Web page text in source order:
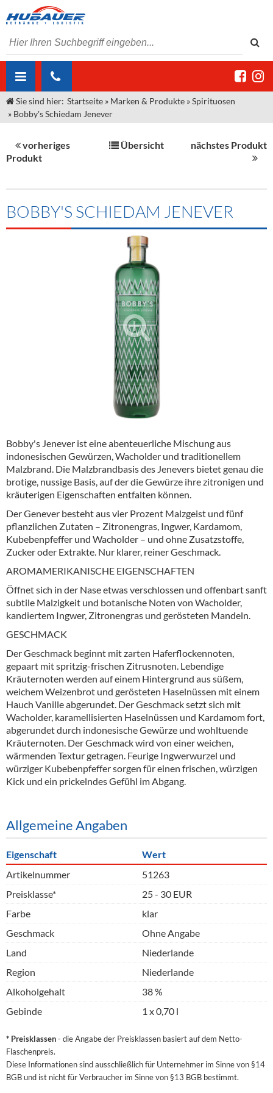
ÜBER UNS
Unser Liefergebiet
Kontakt
Angebote Gastronomie & Großhandel
Neuigkeiten
MARKEN & PRODUKTE
Sirup
Spirituosen
Alkoholfreie Getränke
Kommisionskauf & Lieferbedingungen
Fremddienstleistungen
Sie sind hier: Startseite » Marken & Produkte »Spirituosen
» Bobby's Schiedam Jenever
vorheriges
Produkt
Übersicht nächstes Produkt
BOBBY'S SCHIEDAM JENEVER
Bobby's Jenever ist eine abenteuerliche Mischung aus
indonesischen Gewürzen, Wacholder und traditionellem
Malzbrand. Die Malzbrandbasis des Jenevers bietet genau die
brotige, nussige Basis, auf der die Gewürze ihre zitronigen und
kräuterigen Eigenschaften entfalten können.
Der Genever besteht aus vier Prozent Malzgeist und fünf
pflanzlichen Zutaten – Zitronengras, Ingwer, Kardamom,
Kubebenpfeffer und Wacholder – und ohne Zusatzstoffe,
Zucker oder Extrakte. Nur klarer, reiner Geschmack.
AROMAMERIKANISCHE EIGENSCHAFTEN
Öffnet sich in der Nase etwas verschlossen und offenbart sanft
subtile Malzigkeit und botanische Noten von Wacholder,
kandiertem Ingwer, Zitronengras und gerösteten Mandeln.
GESCHMACK
Der Geschmack beginnt mit zarten Haferflockennoten,
gepaart mit spritzig-frischen Zitrusnoten. Lebendige
Kräuternoten werden auf einem Hintergrund aus süßem,
weichem Weizenbrot und gerösteten Haselnüssen mit einem
Hauch Vanille abgerundet. Der Geschmack setzt sich mit
Wacholder, karamellisierten Haselnüssen und Kardamom fort,
abgerundet durch indonesische Gewürze und wohltuende
Kräuternoten. Der Geschmack wird von einer weichen,
wärmenden Textur getragen. Feurige Ingwerwurzel und
würziger Kubebenpfeffer sorgen für einen frischen, würzigen
Kick und ein prickelndes Gefühl im Abgang.
Allgemeine Angaben
Eigenschaft
Wert
Artikelnummer
51263
Preisklasse*
25 - 30 EUR
Farbe
klar
Geschmack
Ohne Angabe
Land
Niederlande
Region
Niederlande
Alkoholgehalt
38 %
Gebinde
1 x 0,70 l
* Preisklassen- die Angabe der Preisklassen basiert auf dem Netto-
Flaschenpreis.
Diese Informationen sind ausschließlich für Unternehmer im Sinne von §14
BGB und ist nicht für Verbraucher im Sinne von §13 BGB bestimmt.